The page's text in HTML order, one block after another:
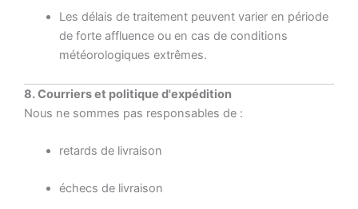
Les délais de traitement peuvent varier en période
de forte affluence ou en cas de conditions
météorologiques extrêmes.
8. Courriers et politique d'expédition
Nous ne sommes pas responsables de :
retards de livraison
échecs de livraison